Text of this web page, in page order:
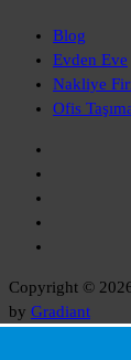
Blog
Evden Eve
Nakliye
Ofis
Copyright ©
by Gradiant